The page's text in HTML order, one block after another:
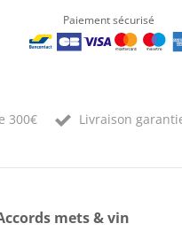
Paiement sécurisé
300€ Livraison
mets & vin